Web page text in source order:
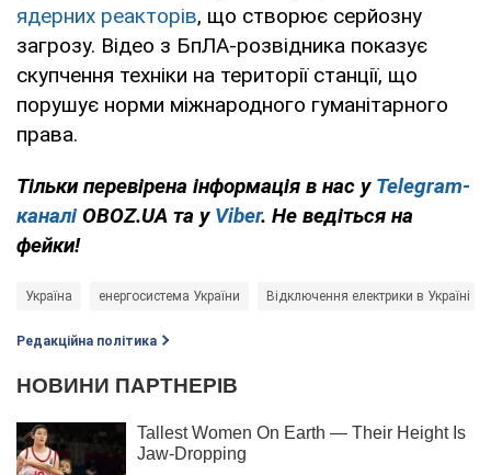
ядерних реакторів, що створює серйозну
загрозу. Відео з БпЛА-розвідника показує
скупчення техніки на території станції, що
порушує норми міжнародного гуманітарного
права.
Тільки перевірена інформація в нас у Telegram-
каналі OBOZ.UA та у Viber. Не ведіться на
фейки!
Україна енергосистема України Відключення електрики в Україні
Редакційна політика